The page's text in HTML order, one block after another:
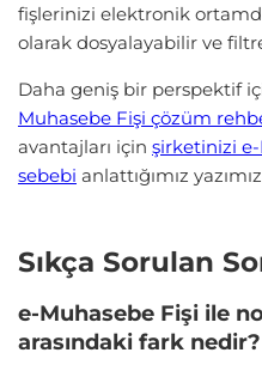
fişlerinizi elektronik
olarak dosyalayabilir ve
Daha geniş bir perspektif
Muhasebe Fişi çözüm
avantajları için şirketinizi e-
sebebi anlattığımız
Sıkça Sorulan
e-Muhasebe Fişi ile
arasındaki fark nedir?